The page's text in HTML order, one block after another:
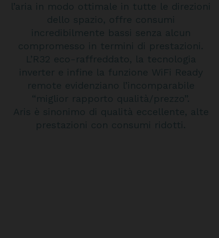
l’aria in modo ottimale in tutte le direzioni
dello spazio, offre consumi
incredibilmente bassi senza alcun
compromesso in termini di prestazioni.
L’R32 eco-raffreddato, la tecnologia
inverter e infine la funzione WiFi Ready
remote evidenziano l’incomparabile
“miglior rapporto qualità/prezzo”.
Aris è sinonimo di qualità eccellente, alte
prestazioni con consumi ridotti.